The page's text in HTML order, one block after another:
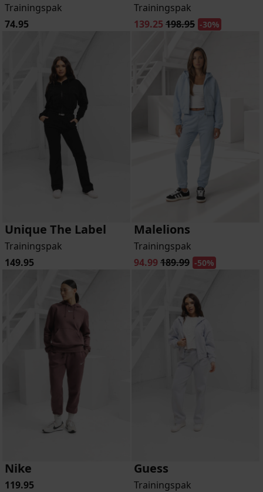
Trainingspak
74.95
Trainingspak
139.25 198.95 -30%
Unique The Label
Trainingspak
149.95
Malelions
Trainingspak
94.99189.99 -50%
Nike
119.95
Guess
Trainingspak